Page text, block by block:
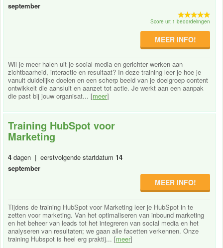
september
Score uit 1 beoordelingen
MEER INFO!
Wil je meer halen uit je social media en gerichter werken aan
zichtbaarheid, interactie en resultaat? In deze training leer je hoe je
vanuit duidelijke doelen en een scherp beeld van je doelgroep content
ontwikkelt die aansluit en aanzet tot actie. Je werkt aan een aanpak
die past bij jouw organisat... [meer]
Training HubSpot voor
Marketing
4 dagen | eerstvolgende startdatum 14
september
MEER INFO!
Tijdens de training HubSpot voor Marketing leer je HubSpot in te
zetten voor marketing. Van het optimaliseren van inbound marketing
en het beheer van leads tot het integreren van social media en het
analyseren van resultaten; we gaan alle facetten verkennen. Onze
training Hubspot is heel erg praktij... [meer]